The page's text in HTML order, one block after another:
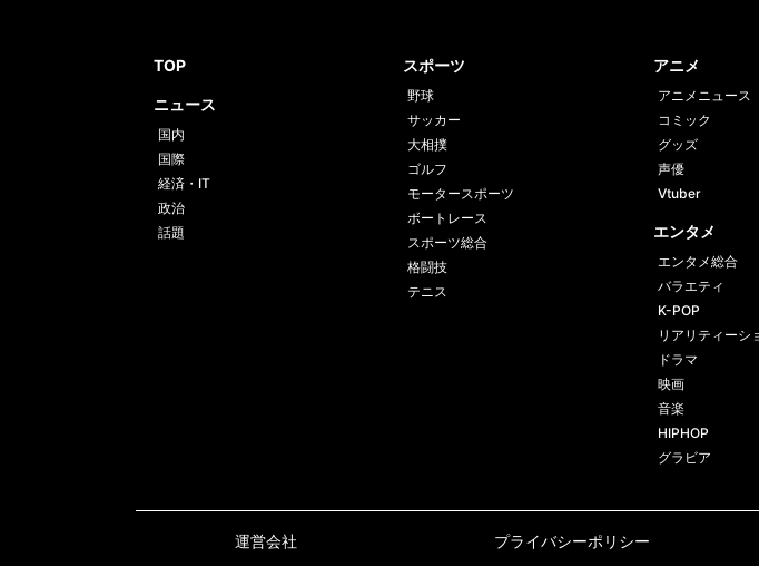
TOP
ニュース
国内
国際
経済・IT
政治
話題
スポーツ
野球
サッカー
大相撲
ゴルフ
モータースポーツ
ボートレース
スポーツ総合
格闘技
テニス
アニメ
アニメニュース
コミック
グッズ
声優
Vtuber
エンタメ
エンタメ総合
バラエティ
K-POP
リアリティーシ
ドラマ
映画
音楽
HIPHOP
グラビア
運営会社 プライバシーポリシー